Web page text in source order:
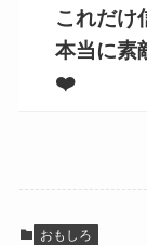
これだけ
本当に素
❤️
おもしろ